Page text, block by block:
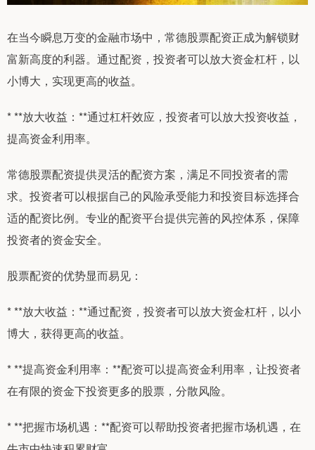
在当今瞬息万变的金融市场中，常德股票配资正成为解锁财
富新高度的利器。通过配资，投资者可以放大资金杠杆，以
小博大，实现更高的收益。
* **放大收益：**通过杠杆效应，投资者可以放大投资收益，
提高资金利用率。
常德股票配资提供灵活的配资方案，满足不同投资者的需
求。投资者可以根据自己的风险承受能力和投资目标选择合
适的配资比例。专业的配资平台提供完善的风控体系，保障
投资者的资金安全。
股票配资的优势显而易见：
* **放大收益：**通过配资，投资者可以放大资金杠杆，以小
博大，获得更高的收益。
* **提高资金利用率：**配资可以提高资金利用率，让投资者
在有限的资金下投资更多的股票，分散风险。
* **把握市场机遇：**配资可以帮助投资者把握市场机遇，在